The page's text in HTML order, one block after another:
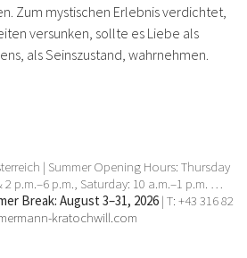
Zum mystischen Erlebnis verdichtet,
versunken, sollte es Liebe als
als Seinszustand, wahrnehmen.
| Summer Opening Hours: Thursday
2 p.m.–6 p.m., Saturday: 10 a.m.–1 p.m. …
Break: August 3–31, 2026 | T: +43 316 82
kratochwill.com